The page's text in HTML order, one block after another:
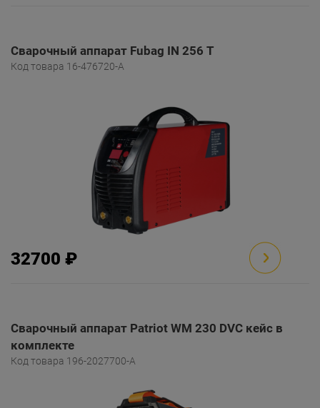
Сварочный аппарат Fubag IN 256 T
Код товара 16-476720-A
32700 ₽
Сварочный аппарат Patriot WM 230 DVC кейс в
комплекте
Код товара 196-2027700-A